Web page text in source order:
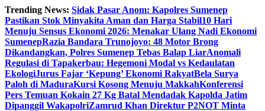
Skip
to
content
Trending News: Sidak Pasar Anom: Kapolres Sumenep
Pastikan Stok Minyakita Aman dan Harga Stabil10 Hari
Menuju Sensus Ekonomi 2026: Menakar Ulang Nadi Ekonomi
SumenepRazia Bandara Trunojoyo: 48 Motor Brong
Dikandangkan, Polres Sumenep Tebas Balap LiarAnomali
Regulasi di Tapakerbau: Hegemoni Modal vs Kedaulatan
EkologiJurus Fajar ‘Kepung’ Ekonomi RakyatBela Surya
Paloh di MaduraKursi Kosong Menuju MakkahKonferensi
Pers Temuan Kokain 27 Kg Batal Mendadak Kapolda Jatim
Dipanggil WakapolriZamrud Khan Direktur P2NOT Minta